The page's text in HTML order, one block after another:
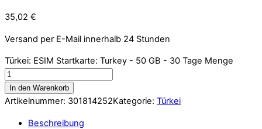
35,02 €
Versand per E-Mail innerhalb 24 Stunden
Türkei: ESIM Startkarte: Turkey - 50 GB - 30 Tage Menge
In den Warenkorb
Artikelnummer: 301814252Kategorie: Türkei
Beschreibung